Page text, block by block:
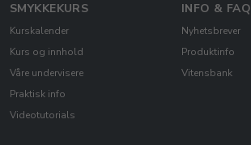
SMYKKEKURS
Kurskalender
Kurs og innhold
Våre undervisere
Praktisk info
Videotutorials
INFO & FAQ
Nyhetsbrever
Produktinfo
Vitensbank